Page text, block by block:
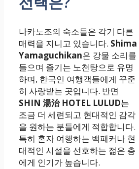
나카노조의 숙소들은 각기 다른
매력을 지니고 있습니다. Shima
Yamaguchikan은 강물 소리를
들으며 즐기는 노천탕으로 유명
하며, 한국인 여행객들에게 꾸준
히 사랑받는 곳입니다. 반면
SHIN 湯治 HOTEL LULUD는
조금 더 세련되고 현대적인 감각
을 원하는 분들에게 적합합니다.
특히 혼자 여행하는 백패커나 현
대적인 시설을 선호하는 젊은 층
에게 인기가 높습니다.